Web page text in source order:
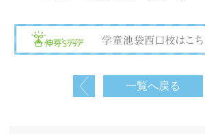
一覧へ戻る